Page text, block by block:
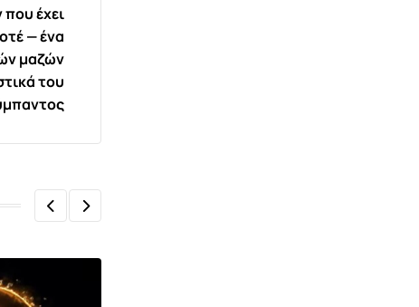
έχει
— ένα
μαζών
του